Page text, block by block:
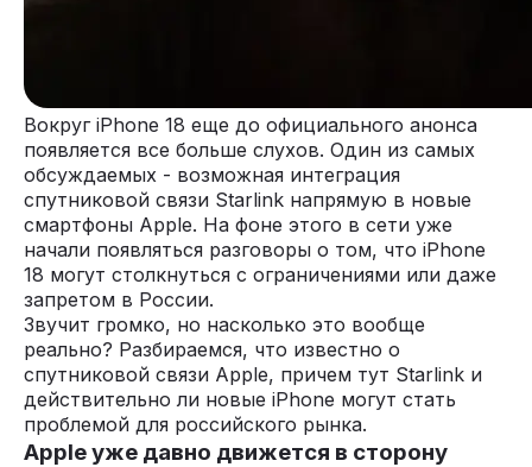
Вокруг iPhone 18 еще до официального анонса
появляется все больше слухов. Один из самых
обсуждаемых - возможная интеграция
спутниковой связи Starlink напрямую в новые
смартфоны Apple. На фоне этого в сети уже
начали появляться разговоры о том, что iPhone
18 могут столкнуться с ограничениями или даже
запретом в России.
Звучит громко, но насколько это вообще
реально? Разбираемся, что известно о
спутниковой связи Apple, причем тут Starlink и
действительно ли новые iPhone могут стать
проблемой для российского рынка.
Apple уже давно движется в сторону